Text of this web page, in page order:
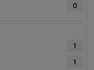
0
1
1